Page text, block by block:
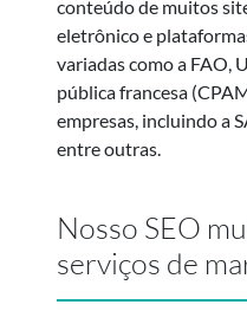
conteúdo de muitos
eletrônico e
variadas como a FAO,
pública francesa
empresas, incluindo a
entre outras.
Nosso SEO
serviços de